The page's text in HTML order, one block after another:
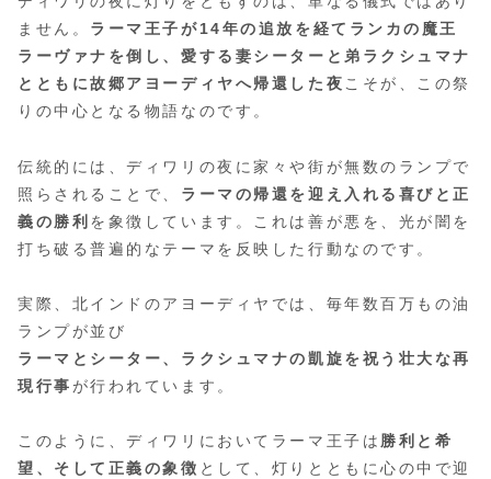
ません。 ラーマ王子が14年の追放を経てランカの魔王
ラーヴァナを倒し、愛する妻シーターと弟ラクシュマナ
とともに故郷アヨーディヤへ帰還した夜こそが、この祭
りの中心となる物語なのです。
伝統的には、ディワリの夜に家々や街が無数のランプで
照らされることで、 ラーマの帰還を迎え入れる喜びと正
義の勝利 を象徴しています。これは善が悪を、光が闇を
打ち破る普遍的なテーマを反映した行動なのです。
実際、北インドのアヨーディヤでは、毎年数百万もの油
ランプが並び
ラーマとシーター、ラクシュマナの凱旋を祝う壮大な再
現行事 が行われています。
このように、ディワリにおいてラーマ王子は 勝利と希
望、そして正義の象徴 として、灯りとともに心の中で迎